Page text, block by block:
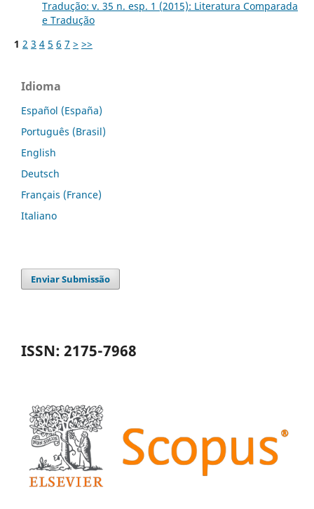
Tradução: v. 35 n. esp. 1 (2015): Literatura Comparada
e Tradução
1 2 3 4 5 6 7 > >>
Idioma
Español (España)
Português (Brasil)
English
Deutsch
Français (France)
Italiano
Enviar Submissão
ISSN: 2175-7968